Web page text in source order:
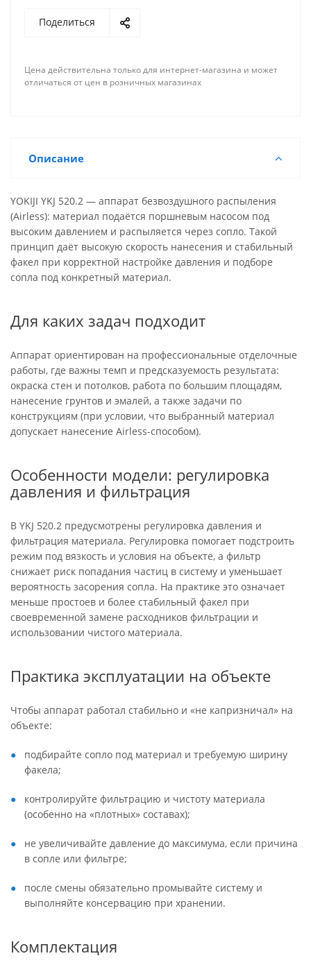
Поделиться
Цена действительна только для интернет-магазина и может
отличаться от цен в розничных магазинах
Описание
YOKIJI YKJ 520.2 — аппарат безвоздушного распыления
(Airless): материал подаётся поршневым насосом под
высоким давлением и распыляется через сопло. Такой
принцип даёт высокую скорость нанесения и стабильный
факел при корректной настройке давления и подборе
сопла под конкретный материал.
Для каких задач подходит
Аппарат ориентирован на профессиональные отделочные
работы, где важны темп и предсказуемость результата:
окраска стен и потолков, работа по большим площадям,
нанесение грунтов и эмалей, а также задачи по
конструкциям (при условии, что выбранный материал
допускает нанесение Airless-способом).
Особенности модели: регулировка
давления и фильтрация
В YKJ 520.2 предусмотрены регулировка давления и
фильтрация материала. Регулировка помогает подстроить
режим под вязкость и условия на объекте, а фильтр
снижает риск попадания частиц в систему и уменьшает
вероятность засорения сопла. На практике это означает
меньше простоев и более стабильный факел при
своевременной замене расходников фильтрации и
использовании чистого материала.
Практика эксплуатации на объекте
Чтобы аппарат работал стабильно и «не капризничал» на
объекте:
подбирайте сопло под материал и требуемую ширину
факела;
контролируйте фильтрацию и чистоту материала
(особенно на «плотных» составах);
не увеличивайте давление до максимума, если причина
в сопле или фильтре;
после смены обязательно промывайте систему и
выполняйте консервацию при хранении.
Комплектация